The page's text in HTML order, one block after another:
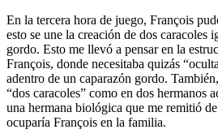
En la tercera hora de juego, François
esto se une la creación de dos caracoles
gordo. Esto me llevó a pensar en la
François, donde necesitaba quizás
adentro de un caparazón gordo.
“dos caracoles” como en dos hermanos
una hermana biológica que me remitió
ocuparía François en la familia.